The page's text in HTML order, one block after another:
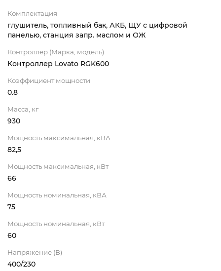
Комплектация
глушитель, топливный бак, АКБ, ЩУ с цифровой
панелью, станция запр. маслом и ОЖ
Контроллер (Марка, модель)
Контроллер Lovato RGK600
Коэффициент мощности
0.8
Масса, кг
930
Мощность максимальная, кВА
82,5
Мощность максимальная, кВт
66
Мощность номинальная, кВА
75
Мощность номинальная, кВт
60
Напряжение (В)
400/230